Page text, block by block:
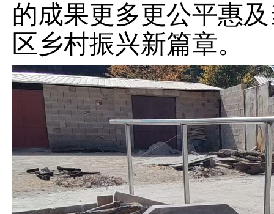
的成果更多更公平惠
区乡村振兴新篇章。